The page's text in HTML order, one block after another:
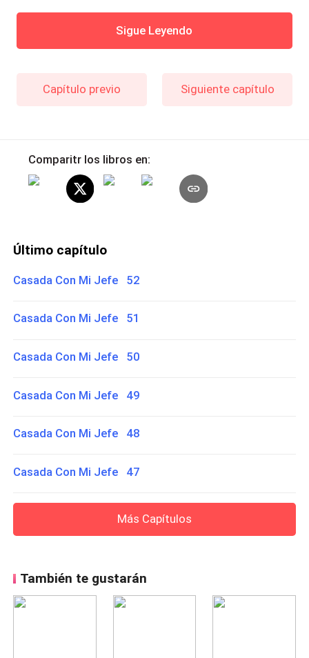
Sigue Leyendo
Capítulo previo Siguiente capítulo
Comparitr los libros en:
Último capítulo
Casada Con Mi Jefe 52
Casada Con Mi Jefe 51
Casada Con Mi Jefe 50
Casada Con Mi Jefe 49
Casada Con Mi Jefe 48
Casada Con Mi Jefe 47
Más Capítulos
También te gustarán